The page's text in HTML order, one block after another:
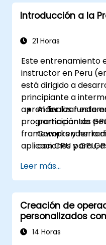
Introducción a la
21 Horas
Este entrenamiento
instructor en Peru
está dirigido a
principiante a
aprender los
programación de
frameworks y
aplicaciones para
Al finalizar este
participantes
Comprender la
con CPU y GPU,
Elegir el
adecuados para
Crear un
realice una
uno o más de los
herramientas.
Leer más...
Creación de
personalizados con
14 Horas